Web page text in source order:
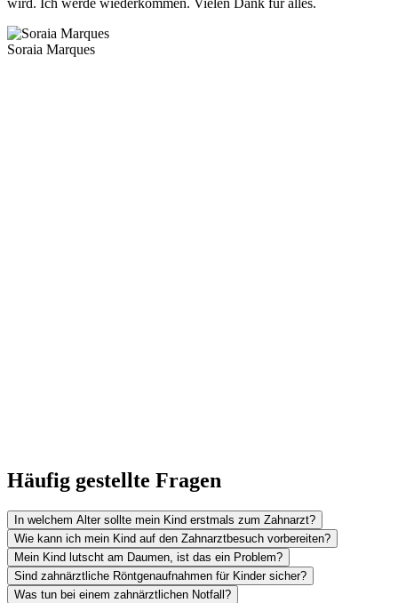
Soraia Marques
Häufig gestellte Fragen
In welchem Alter sollte mein Kind erstmals zum Zahnarzt?
Wie kann ich mein Kind auf den Zahnarztbesuch vorbereiten?
Mein Kind lutscht am Daumen, ist das ein Problem?
Sind zahnärztliche Röntgenaufnahmen für Kinder sicher?
Was tun bei einem zahnärztlichen Notfall?